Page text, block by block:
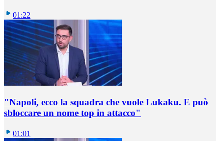
01:22
"Napoli, ecco la squadra che vuole Lukaku. E può
sbloccare un nome top in attacco"
01:01